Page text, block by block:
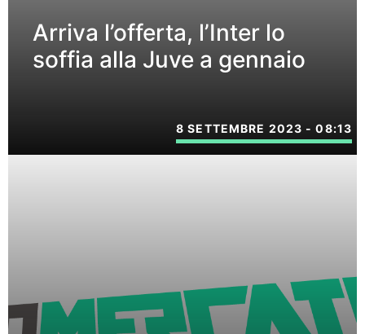
Arriva l’offerta, l’Inter lo
soffia alla Juve a gennaio
8 SETTEMBRE 2023 - 08:13